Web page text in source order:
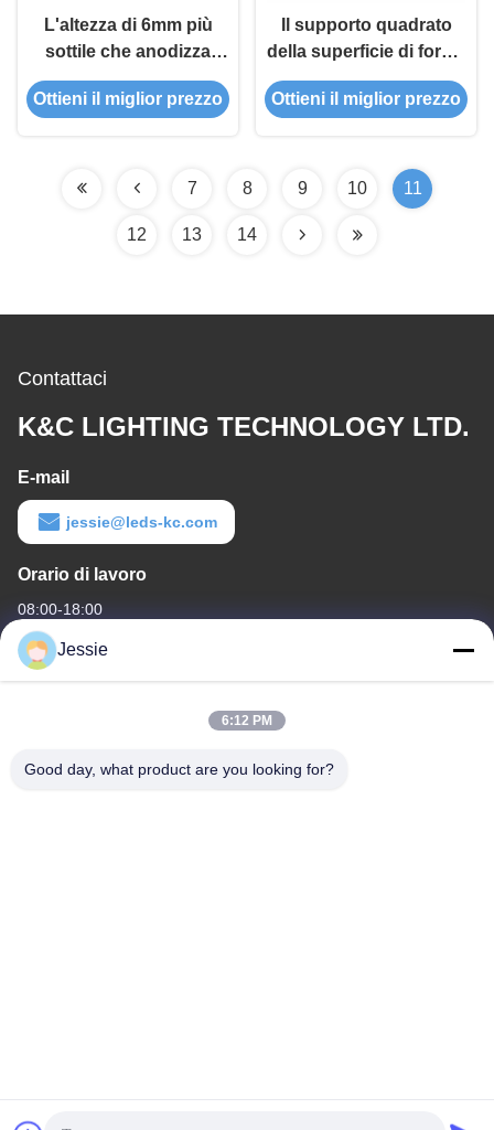
L'altezza di 6mm più
sottile che anodizza
profilo di alluminio
principale 2meters della
Ottieni il miglior prezzo
Il supporto quadrato
della superficie di forma
ha anodizzato il profilo
di alluminio della
del PC
Ottieni il miglior prezzo
7 8 9 10 11
12 13 14
Contattaci
K&C LIGHTING TECHNOLOGY LTD.
E-mail
jessie@leds-kc.com
Orario di lavoro
08:00-18:00
Il nostro indirizzo
FS Science Park, n. 181, strada Gushu 1, comunità di Guxing,
Jessie
6:12 PM
Good day, what product are you looking for?